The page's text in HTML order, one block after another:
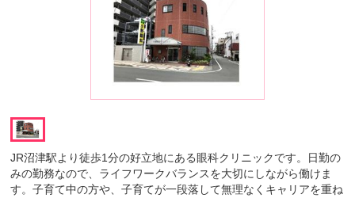
JR沼津駅より徒歩1分の好立地にある眼科クリニックです。日勤の
みの勤務なので、ライフワークバランスを大切にしながら働けま
す。子育て中の方や、子育てが一段落して無理なくキャリアを重ね